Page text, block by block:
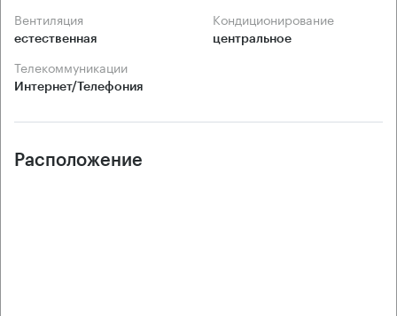
Вентиляция
естественная
Кондиционирование
центральное
Телекоммуникации
Интернет/Телефония
Расположение